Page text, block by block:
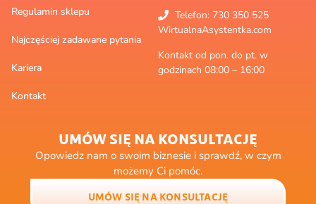
Regulamin sklepu
Najczęściej zadawane pytania
Kariera
Kontakt
Telefon: 730 350 525
WirtualnaAsystentka.com
Kontakt od pon. do pt. w
godzinach 08:00 – 16:00
UMÓW SIĘ NA KONSULTACJĘ
Opowiedz nam o swoim biznesie i sprawdź, w czym
możemy Ci pomóc.
UMÓW SIĘ NA KONSULTACJĘ